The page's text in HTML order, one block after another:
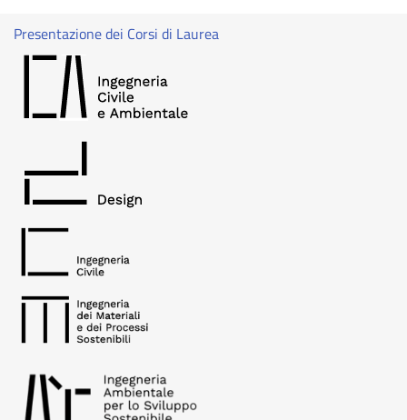
Presentazione dei Corsi di Laurea